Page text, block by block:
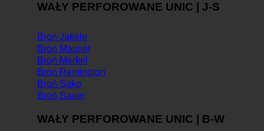
WAŁY PERFOROWANE UNIC | J-S
Broń Jakele
Broń Mauser
Broń Merkel
Broń Remington
Broń Sako
Broń Sauer
WAŁY PERFOROWANE UNIC | B-W